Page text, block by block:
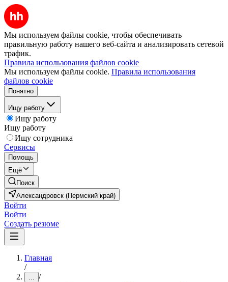
Мы используем файлы cookie, чтобы обеспечивать
правильную работу нашего веб-сайта и анализировать сетевой
трафик.
Правила использования файлов cookie
Мы используем файлы cookie. Правила использования
файлов cookie
Понятно
Ищу работу
Ищу работу
Ищу работу
Ищу сотрудника
Сервисы
Помощь
Ещё
Поиск
Александровск (Пермский край)
Войти
Войти
Создать резюме
Главная
/
... /